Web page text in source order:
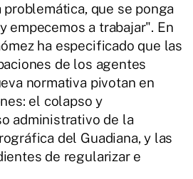
que se ponga
empecemos a trabajar". En
ha especificado que las
de los agentes
normativa pivotan en
el colapso y
administrativo de la
del Guadiana, y las
de regularizar e